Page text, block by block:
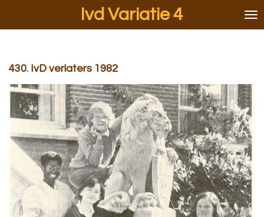
hoofdinhoud
Ivd Variatie 4
430. IvD verlaters 1982